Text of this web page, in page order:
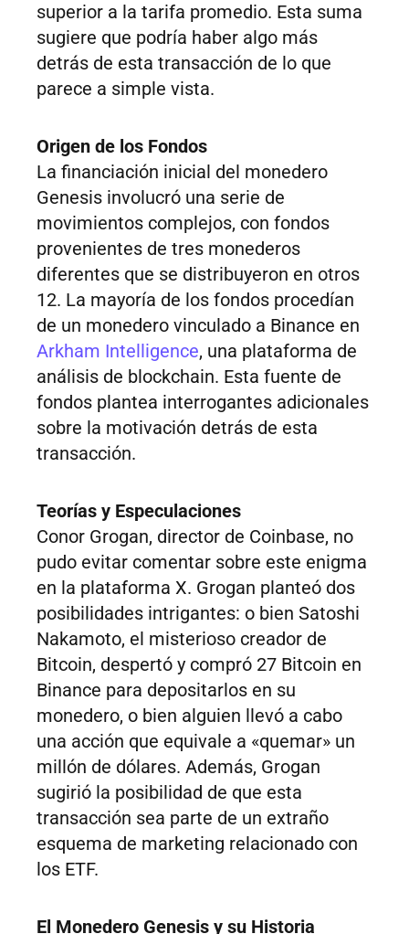
superior a la tarifa promedio. Esta suma
sugiere que podría haber algo más
detrás de esta transacción de lo que
parece a simple vista.
Origen de los Fondos
La financiación inicial del monedero
Genesis involucró una serie de
movimientos complejos, con fondos
provenientes de tres monederos
diferentes que se distribuyeron en otros
12. La mayoría de los fondos procedían
de un monedero vinculado a Binance en
Arkham Intelligence, una plataforma de
análisis de blockchain. Esta fuente de
fondos plantea interrogantes adicionales
sobre la motivación detrás de esta
transacción.
Teorías y Especulaciones
Conor Grogan, director de Coinbase, no
pudo evitar comentar sobre este enigma
en la plataforma X. Grogan planteó dos
posibilidades intrigantes: o bien Satoshi
Nakamoto, el misterioso creador de
Bitcoin, despertó y compró 27 Bitcoin en
Binance para depositarlos en su
monedero, o bien alguien llevó a cabo
una acción que equivale a «quemar» un
millón de dólares. Además, Grogan
sugirió la posibilidad de que esta
transacción sea parte de un extraño
esquema de marketing relacionado con
los ETF.
El Monedero Genesis y su Historia